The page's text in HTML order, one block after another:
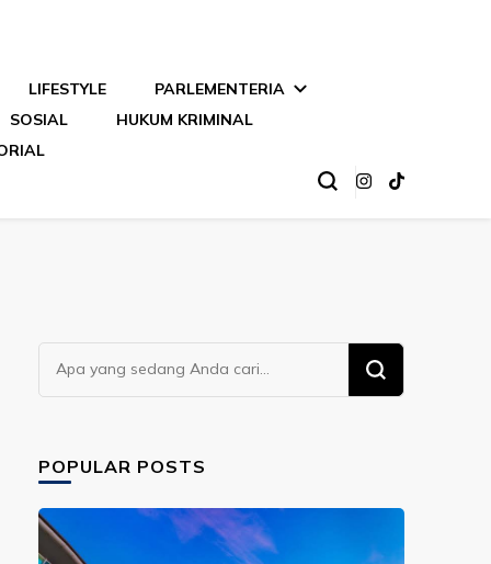
LIFESTYLE
PARLEMENTERIA
SOSIAL
HUKUM KRIMINAL
Mencari
Sesuatu?
POPULAR POSTS